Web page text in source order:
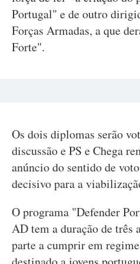
Portugal" e de outro
Forças Armadas, a que
Forte".
Os dois diplomas serão
discussão e PS e Chega
anúncio do sentido de
decisivo para a
O programa "Defender
AD tem a duração de três
parte a cumprir em